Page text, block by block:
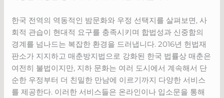
한국 전역의 역동적인 밤문화와 우정 선택지를 살펴보면, 사
회적 관습이 현대적 요구를 충족시키며 합법성과 신중함의
경계를 넘나드는 복잡한 환경을 드러냅니다. 2016년 헌법재
판소가 지지하고 매춘방지법으로 강화된 한국 법률상 매춘은
여전히 불법이지만, 지하 문화는 여러 도시에서 계속해서 단
순한 우정부터 더 친밀한 만남에 이르기까지 다양한 서비스
를 제공한다. 이러한 서비스들은 온라인이나 입소문을 통해